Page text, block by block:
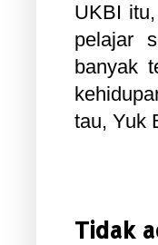
UKBI
pelajar
banyak
tau, Yuk
Tidak